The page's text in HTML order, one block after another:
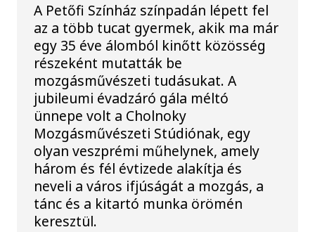
A Petőfi Színház színpadán lépett fel
az a több tucat gyermek, akik ma már
egy 35 éve álomból kinőtt közösség
részeként mutatták be
mozgásművészeti tudásukat. A
jubileumi évadzáró gála méltó
ünnepe volt a Cholnoky
Mozgásművészeti Stúdiónak, egy
olyan veszprémi műhelynek, amely
három és fél évtizede alakítja és
neveli a város ifjúságát a mozgás, a
tánc és a kitartó munka örömén
keresztül.